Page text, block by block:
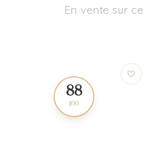
En vente sur ce
88
100